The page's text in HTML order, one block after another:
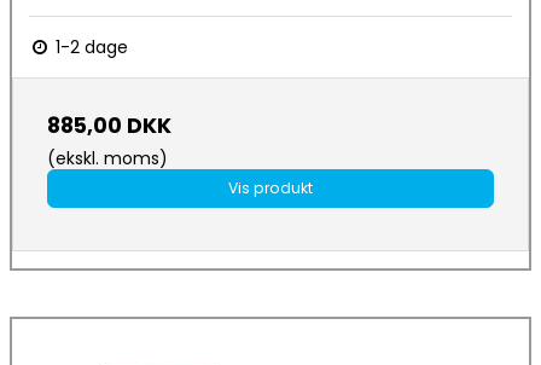
1-2 dage
885,00 DKK
(ekskl. moms)
Vis produkt